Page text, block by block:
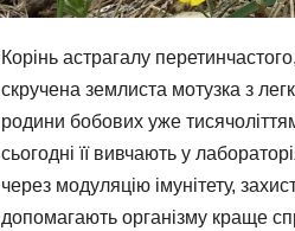
Корінь астрагалу
скручена землиста мотузка з
родини бобових уже
сьогодні її вивчають у
через модуляцію імунітету,
допомагають організму краще